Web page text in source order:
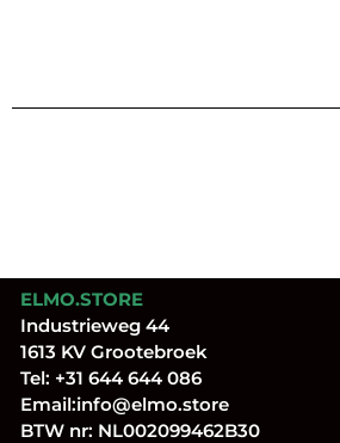
ELMO.STORE
Industrieweg 44
1613 KV Grootebroek
Tel: +31 644 644 086
Email:info@elmo.store
BTW nr: NL002099462B30